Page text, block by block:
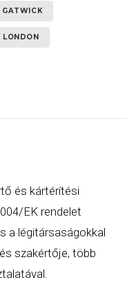
GATWICK
LONDON
és kártérítési
EK rendelet
a légitársaságokkal
szakértője, több